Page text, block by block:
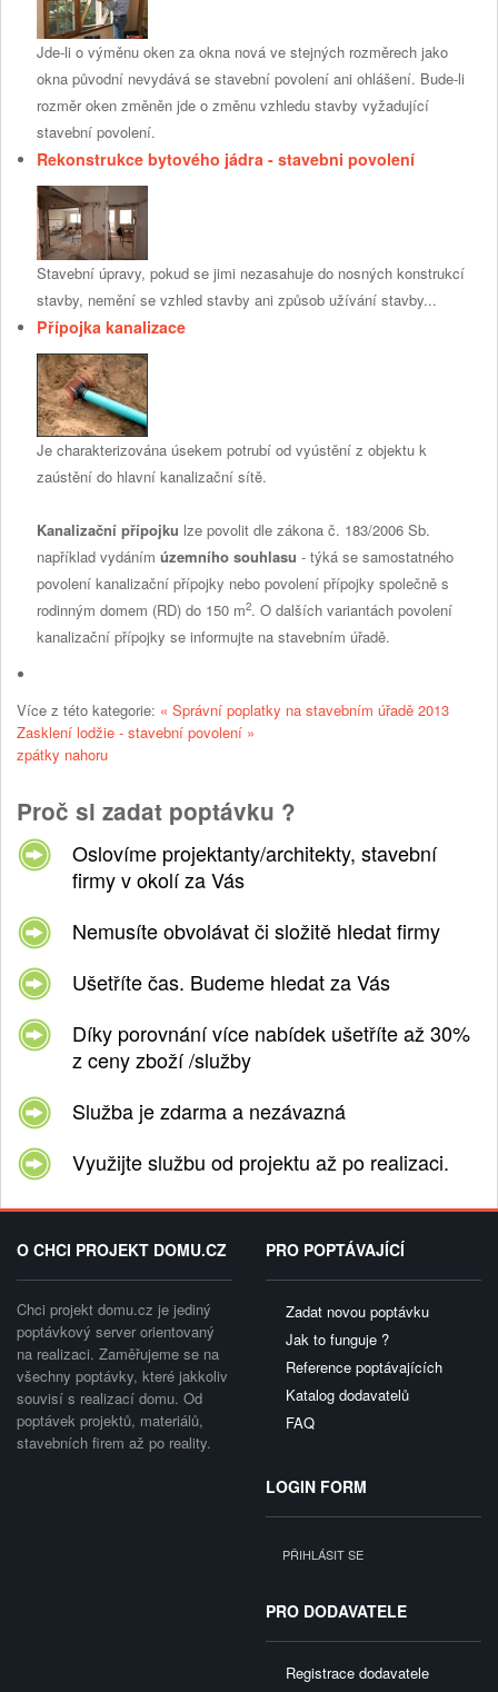
Jde-li o výměnu oken za okna nová ve stejných rozměrech jako
okna původní nevydává se stavební povolení ani ohlášení. Bude-li
rozměr oken změněn jde o změnu vzhledu stavby vyžadující
stavební povolení.
Rekonstrukce bytového jádra - stavebni povolení
Stavební úpravy, pokud se jimi nezasahuje do nosných konstrukcí
stavby, nemění se vzhled stavby ani způsob užívání stavby...
Přípojka kanalizace
Je charakterizována úsekem potrubí od vyústění z objektu k
zaústění do hlavní kanalizační sítě.
Kanalizační přípojku lze povolit dle zákona č. 183/2006 Sb.
například vydáním územního souhlasu - týká se samostatného
povolení kanalizační přípojky nebo povolení přípojky společně s
rodinným domem (RD) do 150 m2. O dalších variantách povolení
kanalizační přípojky se informujte na stavebním úřadě.
Více z této kategorie: « Správní poplatky na stavebním úřadě 2013
Zasklení lodžie - stavební povolení »
zpátky nahoru
Proč si zadat poptávku ?
Oslovíme projektanty/architekty, stavební
firmy v okolí za Vás
Nemusíte obvolávat či složitě hledat firmy
Ušetříte čas. Budeme hledat za Vás
Díky porovnání více nabídek ušetříte až 30%
z ceny zboží /služby
Služba je zdarma a nezávazná
Využijte službu od projektu až po realizaci.
O CHCI PROJEKT DOMU.CZ
Chci projekt domu.cz je jediný
poptávkový server orientovaný
na realizaci. Zaměřujeme se na
všechny poptávky, které jakkoliv
souvisí s realizací domu. Od
poptávek projektů, materiálů,
stavebních firem až po reality.
PRO POPTÁVAJÍCÍ
Zadat novou poptávku
Jak to funguje ?
Reference poptávajících
Katalog dodavatelů
FAQ
LOGIN FORM
PŘIHLÁSIT SE
PRO DODAVATELE
Registrace dodavatele